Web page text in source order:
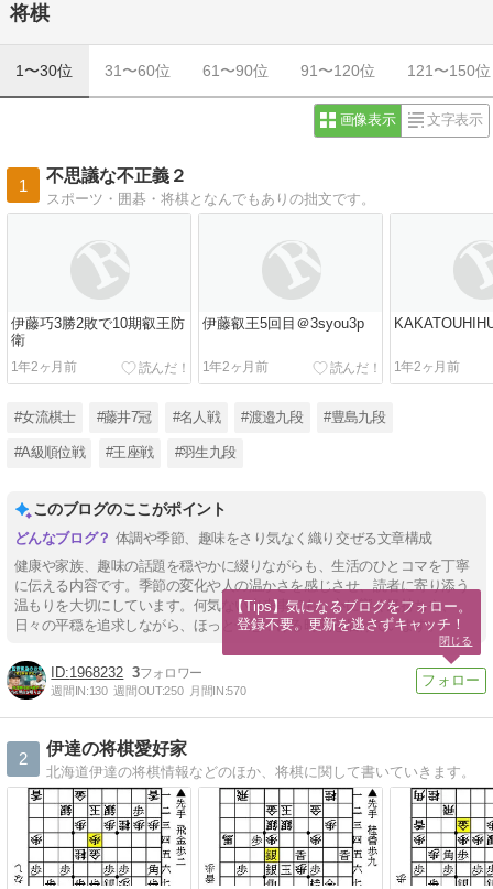
将棋
1〜30位 31〜60位 61〜90位 91〜120位 121〜150位
画像表示 文字表示
1
不思議な不正義２
スポーツ・囲碁・将棋となんでもありの拙文です。
伊藤巧3勝2敗で10期叡王防
衛
1年2ヶ月前
伊藤叡王5回目＠3syou3p
1年2ヶ月前 1年2ヶ月前
#女流棋士 #藤井7冠 #名人戦 #渡邉九段 #豊島九段
#A級順位戦 #王座戦 #羽生九段
このブログのここがポイント
体調や季節、趣味をさり気なく織り交ぜる文章構成
健康や家族、趣味の話題を穏やかに綴りながらも、生活のひとコマを丁寧
に伝える内容です。季節の変化や人の温かさを感じさせ、読者に寄り添う
温もりを大切にしています。何気ない出来事でも、心に響く気持ちや、
日々の平穏を追求しながら、ほっと一息つける時間を届けています。
1968232 3
週間IN:130 週間OUT:250 月間IN:570
2
伊達の将棋愛好家
北海道伊達の将棋情報などのほか、将棋に関して書いていきます。
【Tips】気になるブログをフォロー。
登録不要。更新を逃さずキャッチ！
閉じる